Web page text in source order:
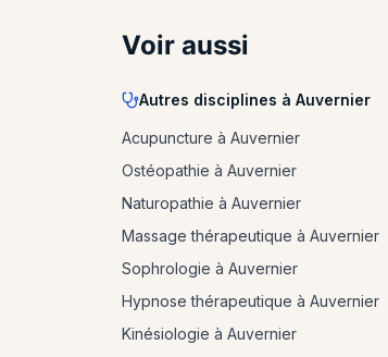
Voir aussi
Autres disciplines à Auvernier
Acupuncture à Auvernier
Ostéopathie à Auvernier
Naturopathie à Auvernier
Massage thérapeutique à Auvernier
Sophrologie à Auvernier
Hypnose thérapeutique à Auvernier
Kinésiologie à Auvernier